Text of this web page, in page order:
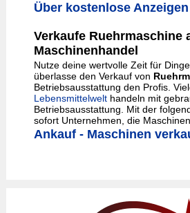
Über kostenlose Anzeigen
Verkaufe Ruehrmaschine
Maschinenhandel
Nutze deine wertvolle Zeit für
überlasse den Verkauf von
Betriebsausstattung den Profis.
Lebensmittelwelthandeln mit
Betriebsausstattung. Mit der
sofort Unternehmen, die
Ankauf - Maschinen